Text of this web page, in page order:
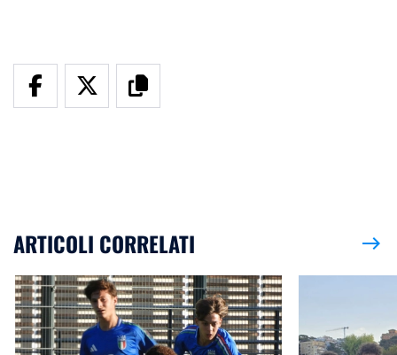
ARTICOLI CORRELATI east